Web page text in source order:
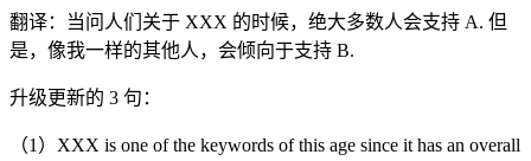
翻译：当问人们关于 XXX 的时候，绝大多数人会支持 A. 但
是，像我一样的其他人，会倾向于支持 B.
升级更新的 3 句：
（1）XXX is one of the keywords of this age since it has an overall